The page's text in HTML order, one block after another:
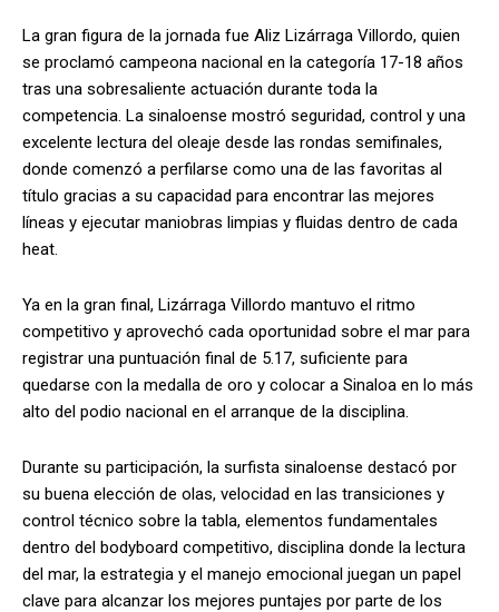
La gran figura de la jornada fue Aliz Lizárraga Villordo, quien
se proclamó campeona nacional en la categoría 17-18 años
tras una sobresaliente actuación durante toda la
competencia. La sinaloense mostró seguridad, control y una
excelente lectura del oleaje desde las rondas semifinales,
donde comenzó a perfilarse como una de las favoritas al
título gracias a su capacidad para encontrar las mejores
líneas y ejecutar maniobras limpias y fluidas dentro de cada
heat.
Ya en la gran final, Lizárraga Villordo mantuvo el ritmo
competitivo y aprovechó cada oportunidad sobre el mar para
registrar una puntuación final de 5.17, suficiente para
quedarse con la medalla de oro y colocar a Sinaloa en lo más
alto del podio nacional en el arranque de la disciplina.
Durante su participación, la surfista sinaloense destacó por
su buena elección de olas, velocidad en las transiciones y
control técnico sobre la tabla, elementos fundamentales
dentro del bodyboard competitivo, disciplina donde la lectura
del mar, la estrategia y el manejo emocional juegan un papel
clave para alcanzar los mejores puntajes por parte de los